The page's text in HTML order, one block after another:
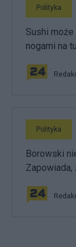
Polityka
Sushi
nogami na
Polityka
Borowski
Zapowiada,